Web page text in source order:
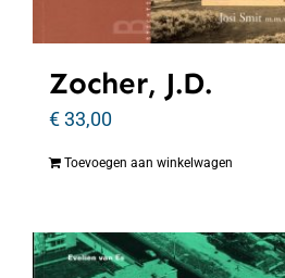
Zocher, J.D.
€33,00
Toevoegen aan winkelwagen